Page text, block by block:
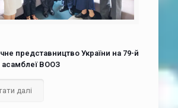
представництво України на 79-й
асамблеї ВООЗ
далі